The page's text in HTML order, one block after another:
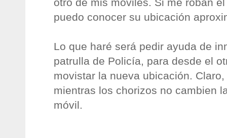
puedo conocer su ubicación
Lo que haré será pedir ayuda de
patrulla de Policía, para desde el
movistar la nueva ubicación.
mientras los chorizos no cambien
móvil.